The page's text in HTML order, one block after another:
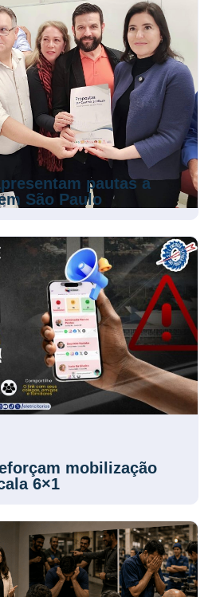
pautas a
São Paulo
mobilização
6×1